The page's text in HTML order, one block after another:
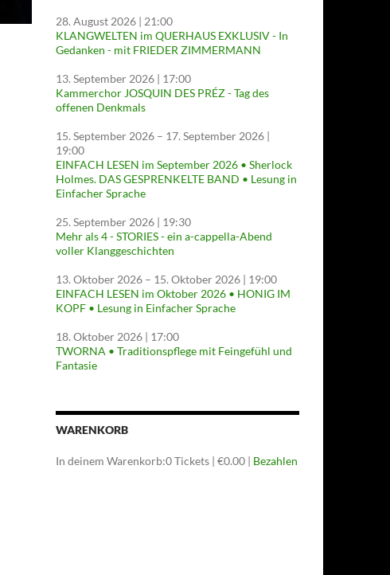
28. August 2026 | 21:00
KLANGWELTEN im QUERHAUS EXKLUSIV - In
Gedanken - mit FRIEDER ZIMMERMANN
13. September 2026 | 17:00
Kammerchor JOSQUIN DES PRÉZ - Tag des
offenen Denkmals
15. September 2026 – 17. September 2026 |
19:00
EINFACH LESEN im September 2026 • Sherlock
Holmes. DAS GESPRENKELTE BAND • Lesung in
Einfacher Sprache
25. September 2026 | 19:30
Mehr als 4 - STORIES - ein a-cappella-Abend
voller Klanggeschichten
13. Oktober 2026 – 15. Oktober 2026 | 19:00
EINFACH LESEN im Oktober 2026 • HONIG IM
KOPF • Lesung in Einfacher Sprache
18. Oktober 2026 | 17:00
TWORNA • Traditionspflege mit Feingefühl und
Fantasie
WARENKORB
In deinem Warenkorb:0Tickets | €0.00 | Bezahlen